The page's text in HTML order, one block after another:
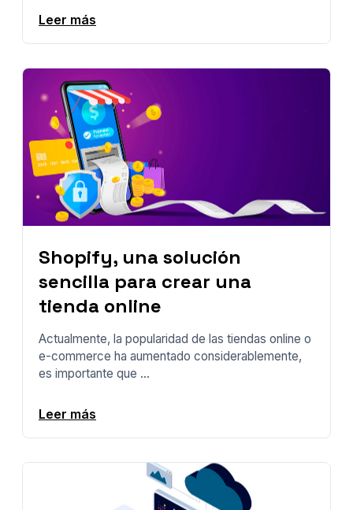
Leer más
Shopify, una solución
sencilla para crear una
tienda online
Actualmente, la popularidad de las tiendas online o
e-commerce ha aumentado considerablemente,
es importante que ...
Leer más